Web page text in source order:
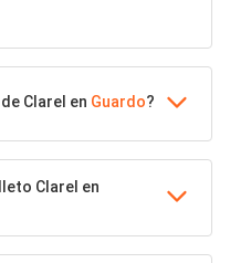
Clarel en Guardo?
Clarel en